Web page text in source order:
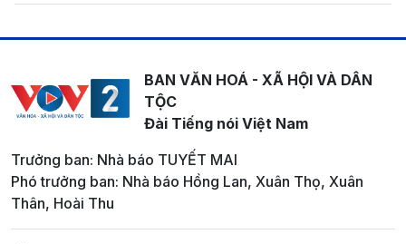
BAN VĂN HOÁ - XÃ HỘI VÀ DÂN
TỘC
Đài Tiếng nói Việt Nam
Trưởng ban: Nhà báo TUYẾT MAI
Phó trưởng ban: Nhà báo Hồng Lan, Xuân Thọ, Xuân
Thân, Hoài Thu